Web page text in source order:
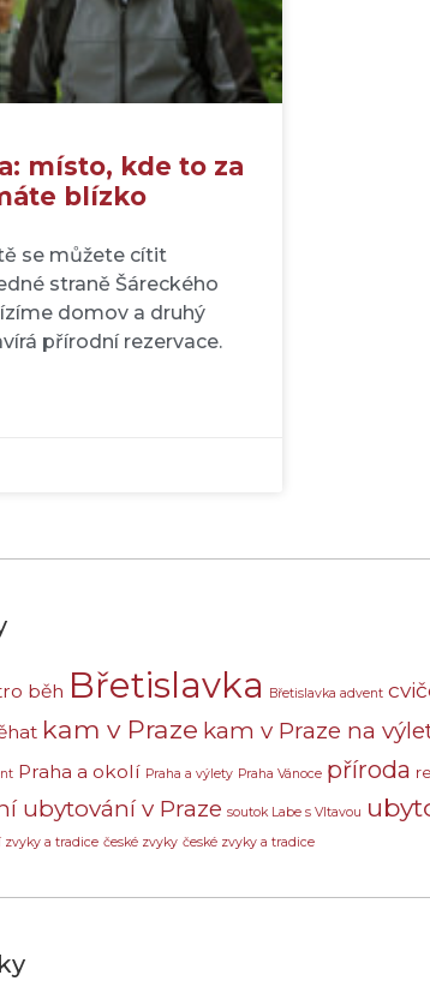
místo, kde to za
blízko
se můžete cítit
straně Šáreckého
domov a druhý
přírodní rezervace.
běh Břetislavka Břetislavka advent
kam v Praze kam v Praze na
Praha a okolí Praha a výlety Praha Vánoce příroda
ubytování v Praze soutok Labe s Vltavou
zvyky a tradice české zvyky české zvyky a tradice